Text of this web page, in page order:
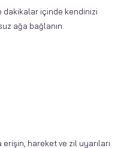
dakikalar içinde kendinizi
ağa bağlanın.
hareket ve zil uyarıları